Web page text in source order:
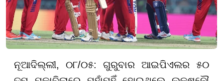
ନୂଆଦିଲ୍ଲୀ, ୦୮​​​​​​​/୦୫: ଗୁରୁବାର ଆଇପିଏଲର ୫୦